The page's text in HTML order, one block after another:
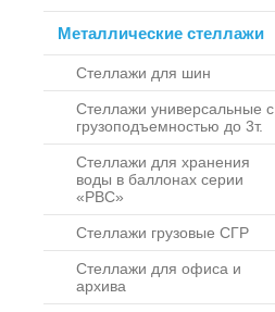
Металлические стеллажи
Стеллажи для шин
Стеллажи универсальные с
грузоподъемностью до 3т.
Стеллажи для хранения
воды в баллонах серии
«РВС»
Стеллажи грузовые СГР
Стеллажи для офиса и
архива